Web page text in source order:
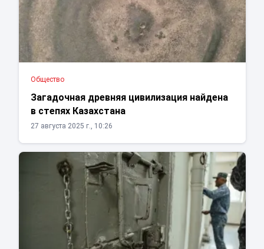
Общество
Загадочная древняя цивилизация найдена
в степях Казахстана
27 августа 2025 г., 10:26